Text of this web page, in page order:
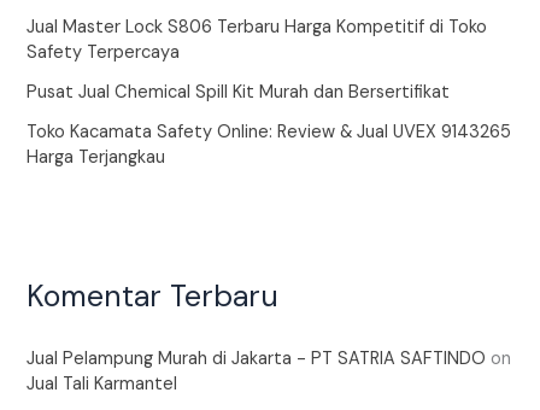
Jual Master Lock S806 Terbaru Harga Kompetitif di Toko
Safety Terpercaya
Pusat Jual Chemical Spill Kit Murah dan Bersertifikat
Toko Kacamata Safety Online: Review & Jual UVEX 9143265
Harga Terjangkau
Komentar Terbaru
Jual Pelampung Murah di Jakarta - PT SATRIA SAFTINDO on
Jual Tali Karmantel